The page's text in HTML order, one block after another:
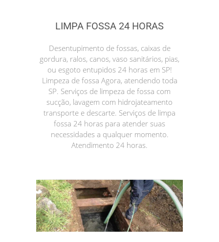
LIMPA FOSSA 24 HORAS
Desentupimento de fossas, caixas de
gordura, ralos, canos, vaso sanitários, pias,
ou esgoto entupidos 24 horas em SP!
Limpeza de fossa Agora, atendendo toda
SP. Serviços de limpeza de fossa com
sucção, lavagem com hidrojateamento
transporte e descarte. Serviços de limpa
fossa 24 horas para atender suas
necessidades a qualquer momento.
Atendimento 24 horas.